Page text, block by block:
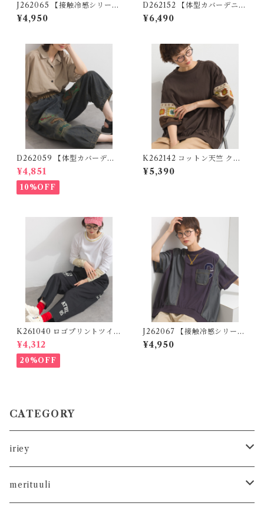
J262065 【接触冷感シリー
ズ】異素材切替リメイク風プ
ルオーバー / Cool-Touch Mi
¥4,950
D262152 【体型カバーデニム
シリーズ】 刺繍ステッチデニ
ムパンツ / Embroidered Stit
¥6,490
D262059 【体型カバーデニ
ムシリーズ】 パッチワークロ
ゴデニムパンツ / Patchwork
Logo Denim Pants
¥4,851
10%OFF
K262142 コットン天竺 クロ
シェモチーフ切替プルオーバ
ー / Cotton Jersey Crochet
¥5,390
K261040 ロゴプリントツイル
ワークパンツ / Logo Print T
will Work Pants (残りわず
か)
¥4,312
20%OFF
J262067 【接触冷感シリー
ズ】 カノコ デニム使いリメイ
ク風プルオーバー (セットアッ
¥4,950
CATEGORY
iriey
カットソー
merituuli